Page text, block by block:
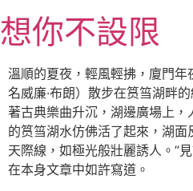
至
主
要
內
容
想你不設限
溫順的夏夜，輕風輕拂，廈門
名威廉·布朗）散步在筼筜湖畔
著古典樂曲升沉，湖邊廣場上，
的筼筜湖水仿佛活了起來，湖
天際線，如極光般壯麗誘人。”
在本身文章中如許寫道。